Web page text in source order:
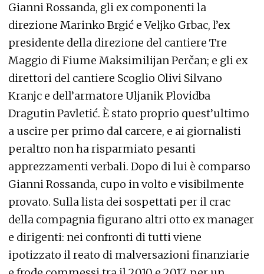
Gianni Rossanda, gli ex componenti la
direzione Marinko Brgić e Veljko Grbac, l’ex
presidente della direzione del cantiere Tre
Maggio di Fiume Maksimilijan Perčan; e gli ex
direttori del cantiere Scoglio Olivi Silvano
Kranjc e dell’armatore Uljanik Plovidba
Dragutin Pavletić. È stato proprio quest’ultimo
a uscire per primo dal carcere, e ai giornalisti
peraltro non ha risparmiato pesanti
apprezzamenti verbali. Dopo di lui è comparso
Gianni Rossanda, cupo in volto e visibilmente
provato. Sulla lista dei sospettati per il crac
della compagnia figurano altri otto ex manager
e dirigenti: nei confronti di tutti viene
ipotizzato il reato di malversazioni finanziarie